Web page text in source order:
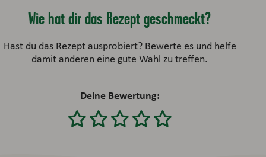
Wie hat dir das Rezept geschmeckt?
Hast du das Rezept ausprobiert? Bewerte es und helfe
damit anderen eine gute Wahl zu treffen.
Deine Bewertung: